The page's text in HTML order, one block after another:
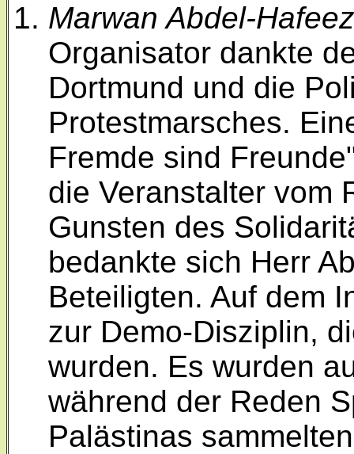
Marwan Abdel-Hafeez
Organisator dankte
Dortmund und die
Protestmarsches.
Fremde sind
die Veranstalter vom
Gunsten des
bedankte sich Herr
Beteiligten. Auf dem
zur Demo-Disziplin,
wurden. Es wurden
während der Reden
Palästinas